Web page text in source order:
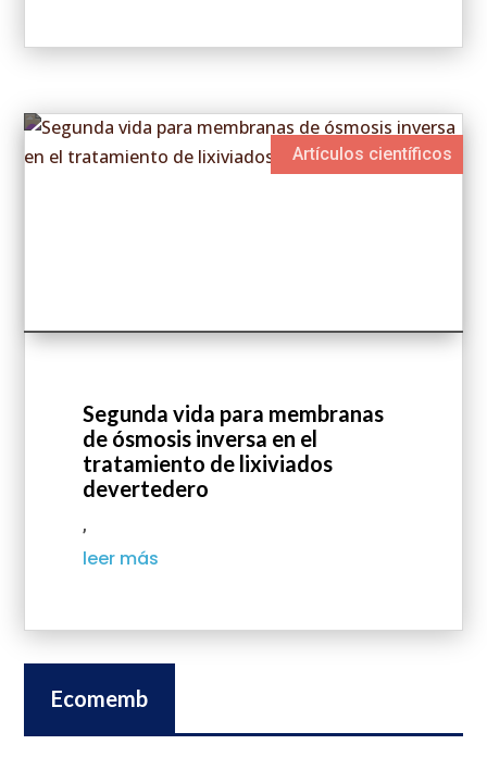
Segunda vida para membranas
de ósmosis inversa en el
tratamiento de lixiviados
devertedero
actualidad destacada
,
Artículos científicos
leer más
Ecomemb